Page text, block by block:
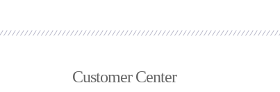
Customer Center